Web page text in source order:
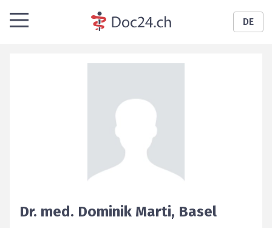
DE
Dr. med. Dominik Marti, Basel